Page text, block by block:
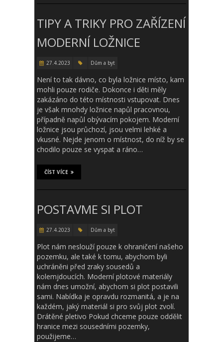
TIPY A TRIKY PRO ZAŘÍZENÍ
MODERNÍ LOŽNICE
27.4.2023 Dům a byt
Není to tak dávno, co byla ložnice místo, kam
mohli pouze rodiče. Dokonce i děti měly
zakázáno do této místnosti vstupovat. Dnes
je však mnohdy ložnice napůl pracovnou,
případně napůl obývacím pokojem. Moderní
ložnice jsou průchozí, jsou velmi lehké a
vkusné. Nejde jenom o místnost, do níž by se
chodilo pouze se vyspat a ráno…
ČÍST VÍCE
POSTAVME SI PLOT
27.4.2023 Dům a byt
Plot nám neslouží pouze k ohraničení našeho
pozemku, ale také k tomu, abychom byli
uchráněni před zraky sousedů a
kolemjdoucích. Moderní plotové materiály
nám dnes umožní, abychom si plot postavili
sami. Nabídka je opravdu rozmanitá, a je na
každém, jaký materiál si pro svůj plot zvolí.
Drátěné pletivo Pokud chceme pouze oddělit
hranice mezi sousedními pozemky,
použijeme…